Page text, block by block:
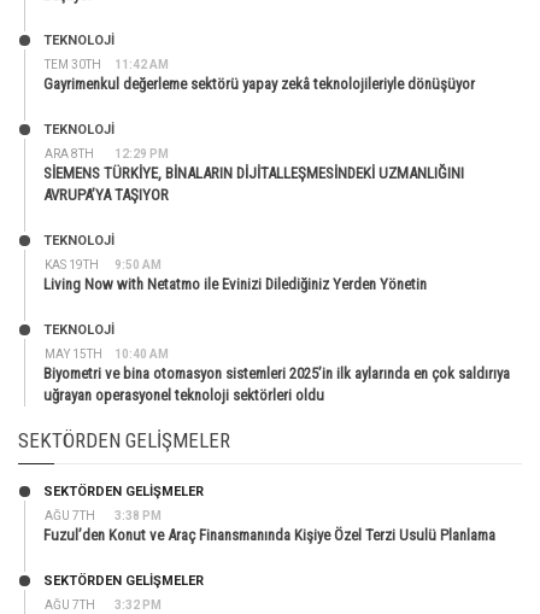
TEM 30TH 11:42 AM
TEKNOLOJİ
Gayrimenkul değerleme sektörü yapay zekâ teknolojileriyle dönüşüyor
ARA 8TH 12:29 PM
TEKNOLOJİ
SİEMENS TÜRKİYE, BİNALARIN DİJİTALLEŞMESİNDEKİ UZMANLIĞINI
AVRUPA’YA TAŞIYOR
KAS 19TH 9:50 AM
TEKNOLOJİ
Living Now with Netatmo ile Evinizi Dilediğiniz Yerden Yönetin
MAY 15TH 10:40 AM
TEKNOLOJİ
Biyometri ve bina otomasyon sistemleri 2025’in ilk aylarında en çok saldırıya
uğrayan operasyonel teknoloji sektörleri oldu
SEKTÖRDEN GELIŞMELER
AĞU 7TH 3:38 PM
SEKTÖRDEN GELIŞMELER
Fuzul’den Konut ve Araç Finansmanında Kişiye Özel Terzi Usulü Planlama
AĞU 7TH 3:32 PM
SEKTÖRDEN GELIŞMELER